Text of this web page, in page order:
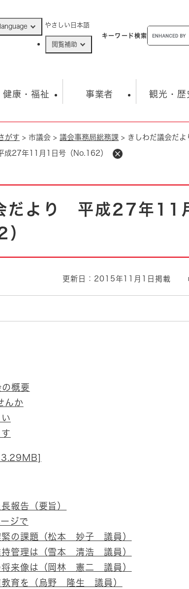
やさしい日本語
閲覧補助
キーワード検索
戸籍
防
下水道
子育て
健康・福祉
福祉・健康・生活 生涯学習・スポー
事業者
入札・契約情報
環境
観光・歴
観光スポット
とじる
市の概要 総合
市政 職員
市役所・施設の案内
オープンデータ
がす > 市議会 > 議会事務局総務課 > きしわだ議会だ
成27年11月1日号（No.162）
だより 平成27年11
更新日：2015年11月1日掲載
概要
んか
3.29MB]
報告（要旨）
ジで
の課題（松本 妙子 議員）
管理は（雪本 清浩 議員）
来像は（岡林 憲二 議員）
育を（烏野 隆生 議員）